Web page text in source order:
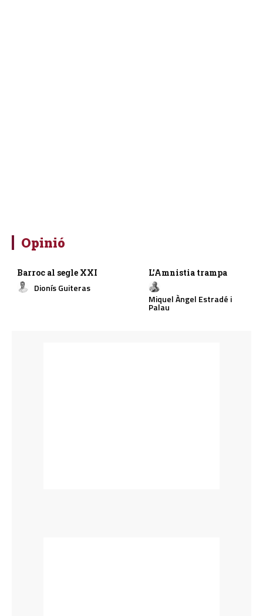
Opinió
Barroc al segle XXI
Dionís Guiteras
L’Amnistia trampa
Miquel Àngel Estradé i
Palau